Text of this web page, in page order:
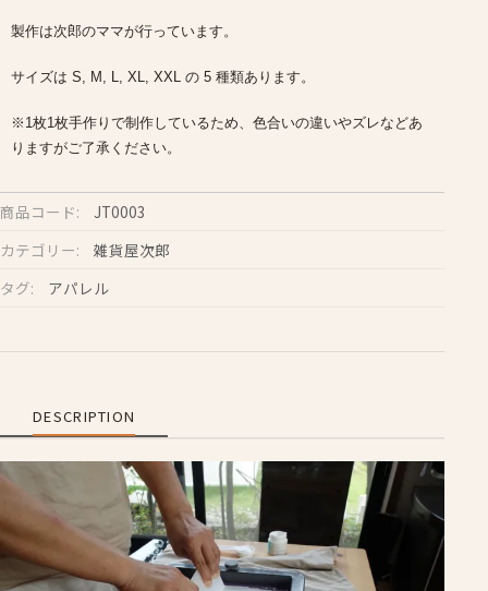
シ
ツ
個
製作は次郎のママが行っています。
サイズは S, M, L, XL, XXL の 5 種類あります。
※1枚1枚手作りで制作しているため、色合いの違いやズレなどあ
りますがご了承ください。
商品コード:
JT0003
カテゴリー:
雑貨屋次郎
タグ:
アパレル
DESCRIPTION